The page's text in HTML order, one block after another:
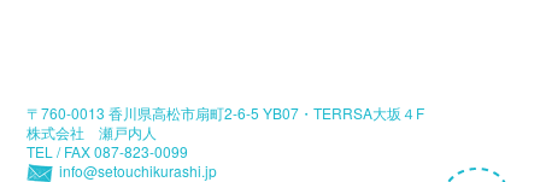
〒760-0013 香川県高松市扇町2-6-5 YB07・TERRSA大坂４F
株式会社 瀬戸内人
TEL / FAX 087-823-0099
info@setouchikurashi.jp